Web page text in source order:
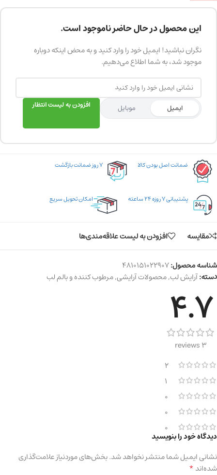
این محصول در حال حاضر ناموجود است.
نگران نباشید! ایمیل خود را وارد کنید و به محض اینکه دوباره
موجود شد، به شما اطلاع می‌دهیم.
ایمیل موبایل افزودن به لیست انتظار
ضمانت اصل بودن کالا ۷ روز ضمانت بازگشت
پشتیبانی ۷ روزه ۲۴ ساعته امکان تحویل سریع
مقایسه افزودن به لیست علاقه‌مندی‌ها
شناسه محصول:4810151022907
دسته:آرایش لب,محصولات آرایشی,مرطوب کننده و بالم لب
4.7
3 reviews
2
1
0
0
0
دیدگاه خود را بنویسید
نشانی ایمیل شما منتشر نخواهد شد.بخش‌های موردنیاز علامت‌گذاری
شده‌اند*